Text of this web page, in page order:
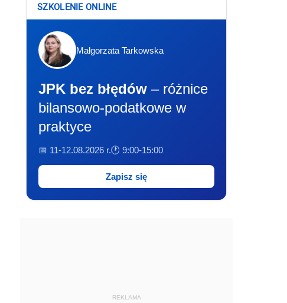
SZKOLENIE ONLINE
Małgorzata Tarkowska
JPK bez błędów – różnice
bilansowo-podatkowe w
praktyce
📅 11-12.08.2026 r.🕐 9:00-15:00
Zapisz się
REKLAMA